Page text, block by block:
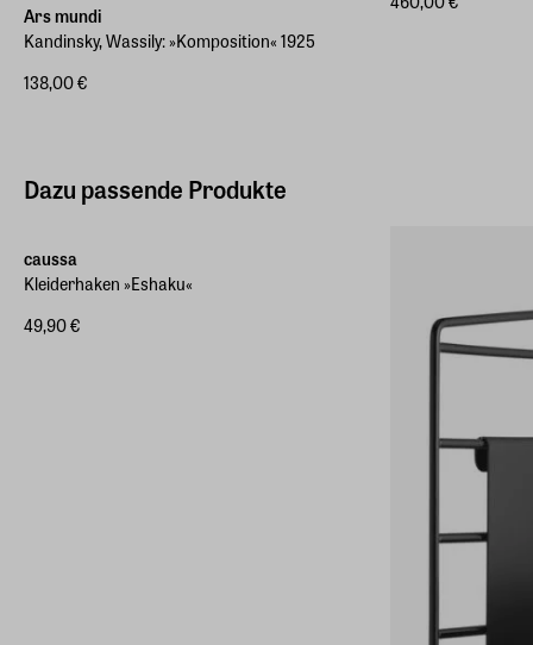
Ars mundi
Kandinsky, Wassily: »Komposition« 1925
138,00 €
Dazu passende Produkte
caussa
Kleiderhaken »Eshaku«
49,90 €